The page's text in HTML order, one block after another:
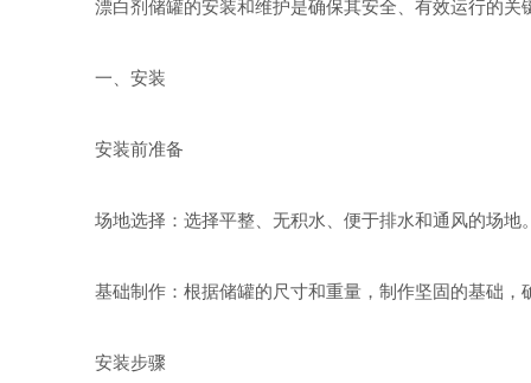
漂白剂储罐的安装和维护是确保其安全、有效运行的关
一、安装
安装前准备
场地选择：选择平整、无积水、便于排水和通风的场地
基础制作：根据储罐的尺寸和重量，制作坚固的基础，
安装步骤